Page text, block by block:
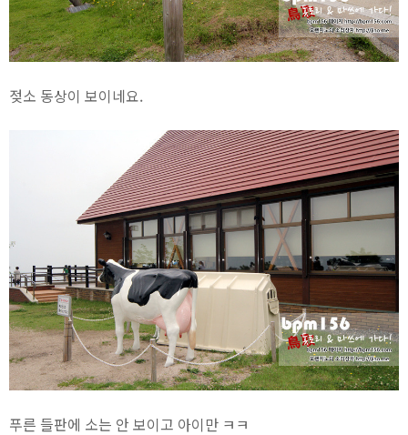
젖소 동상이 보이네요.
푸른 들판에 소는 안 보이고 아이만 ㅋㅋ